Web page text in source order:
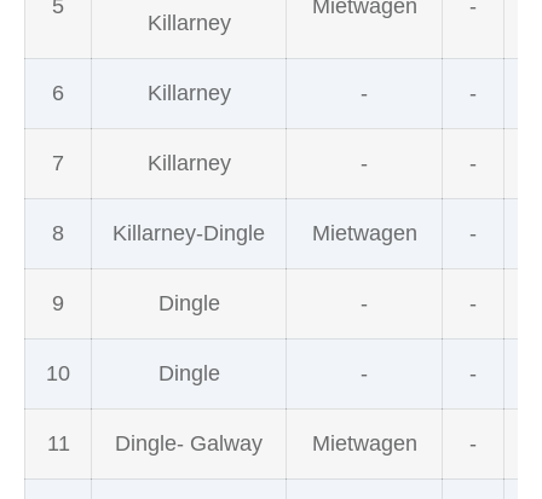
5
Killarney
Mietwagen -
6 Killarney - -
7 Killarney - -
8 Killarney-Dingle Mietwagen -
9 Dingle - -
10 Dingle - -
11 Dingle- Galway Mietwagen -